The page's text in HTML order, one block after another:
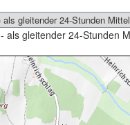
- als gleitender 24-Stunden